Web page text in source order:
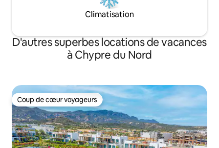
Climatisation
D'autres superbes locations de vacances
à Chypre du Nord
Coup de cœur voyageurs
Coup de cœur voyageurs